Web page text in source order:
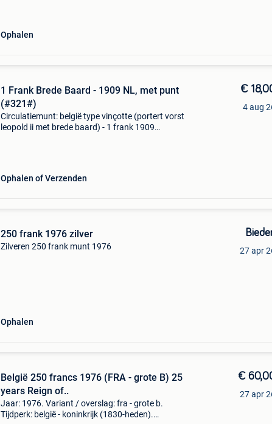
Ophalen
1 Frank Brede Baard - 1909 NL, met punt
(#321#)
Circulatiemunt: belgië type vinçotte (portert vorst
leopold ii met brede baard) - 1 frank 1909
Ophalen of Verzenden
€
4 aug
250 frank 1976 zilver
Zilveren 250 frank munt 1976
Ophalen
27 apr
België 250 francs 1976 (FRA - grote B) 25
years Reign of..
Jaar: 1976. Variant / overslag: fra - grote b.
Tijdperk: belgië - koninkrijk (1830-heden).
€
27 apr